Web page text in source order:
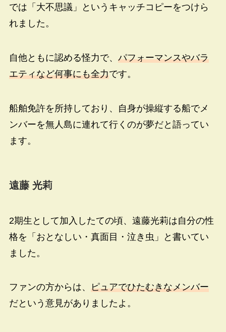
では「大不思議」というキャッチコピーをつけら
れました。
自他ともに認める怪力で、 パフォーマンスやバラ
エティなど何事にも全力です。
船舶免許を所持しており、自身が操縦する船でメ
ンバーを無人島に連れて行くのが夢だと語ってい
ます。
遠藤 光莉
2期生として加入したての頃、遠藤光莉は自分の性
格を「おとなしい・真面目・泣き虫」と書いてい
ました。
ファンの方からは、 ピュアでひたむきなメンバー
だという意見がありましたよ。